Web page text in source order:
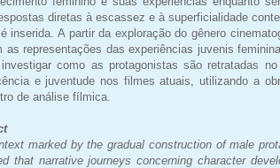
diretas à escassez e à superficialidade
inserida. A partir da exploração do gênero
as representações das experiências juvenis
investigar como as protagonistas são retratadas
e juventude nos filmes atuais, utilizando a
de análise fílmica.
marked by the gradual construction of male
that narrative journeys concerning character